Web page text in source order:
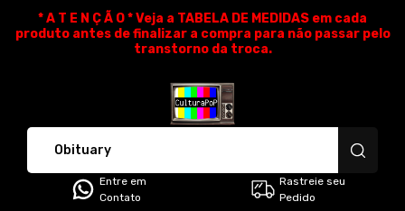
* A T E N Ç Ã O * Veja a TABELA DE MEDIDAS em cada
produto antes de finalizar a compra para não passar pelo
transtorno da troca.
Entre em
Contato
Rastreie seu
Pedido